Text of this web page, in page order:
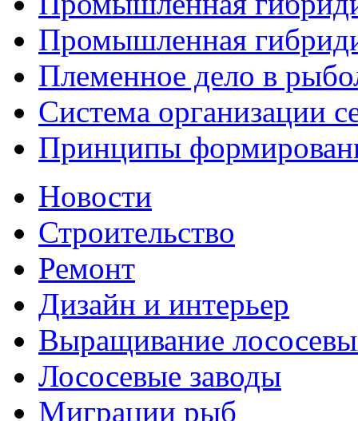
Промышленная
Племенное дело в
Система организации
Принципы
Новости
Строительство
Ремонт
Дизайн и интерьер
Выращивание
Лососевые заводы
Миграции рыб